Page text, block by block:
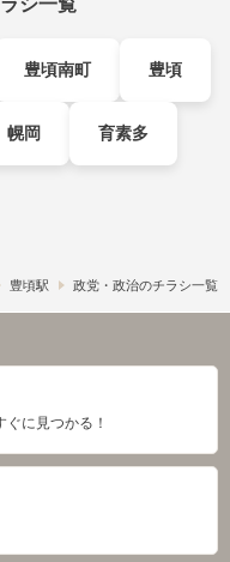
シ一覧
豊頃南町 豊頃
幌岡 育素多
豊頃駅 政党・政治のチラシ一覧
に見つかる！